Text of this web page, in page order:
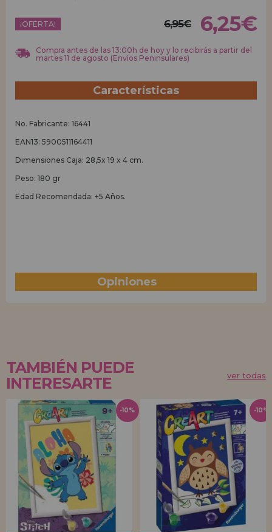
REGISTRO DISTRIBUIDOR
¡OFERTA! 6,95€ 6,25€
Compra antes de las 13:00h de hoy y lo recibirás a partir del
martes 11 de agosto (Envíos Peninsulares)
Características
No. Fabricante: 16441
EAN13: 5900511164411
Dimensiones Caja: 28,5x 19 x 4 cm.
Peso: 180 gr
Edad Recomendada: +5 Años.
Opiniones
TAMBIÉN PUEDE
INTERESARTE
ver todas
-10% -10%